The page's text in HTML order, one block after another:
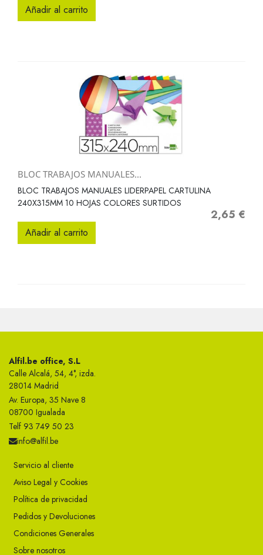
Añadir al carrito
BLOC TRABAJOS MANUALES...
BLOC TRABAJOS MANUALES LIDERPAPEL CARTULINA
240X315MM 10 HOJAS COLORES SURTIDOS
Precio
2,65 €
Añadir al carrito
Alfil.be office, S.L
Calle Alcalá, 54, 4°, izda.
28014 Madrid
Av. Europa, 35 Nave 8
08700 Igualada
Telf 93 749 50 23
info@alfil.be
Servicio al cliente
Aviso Legal y Cookies
Política de privacidad
Pedidos y Devoluciones
Condiciones Generales
Sobre nosotros